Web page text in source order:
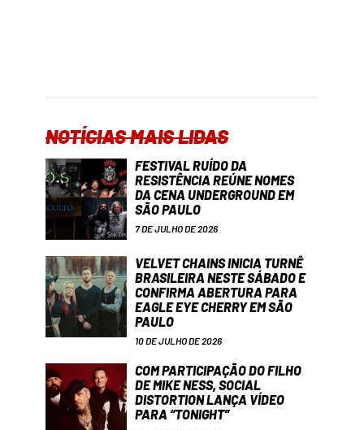
NOTÍCIAS MAIS LIDAS
FESTIVAL RUÍDO DA
RESISTÊNCIA REÚNE NOMES
DA CENA UNDERGROUND EM
SÃO PAULO
7 DE JULHO DE 2026
VELVET CHAINS INICIA TURNÊ
BRASILEIRA NESTE SÁBADO E
CONFIRMA ABERTURA PARA
EAGLE EYE CHERRY EM SÃO
PAULO
10 DE JULHO DE 2026
COM PARTICIPAÇÃO DO FILHO
DE MIKE NESS, SOCIAL
DISTORTION LANÇA VÍDEO
PARA “TONIGHT”